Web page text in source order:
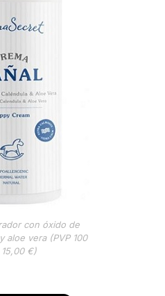
con óxido de
aloe vera (PVP 100
€)